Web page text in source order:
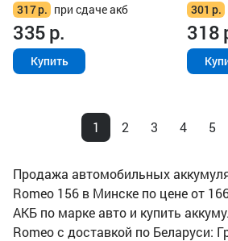
317р. при сдаче акб
335р.
Купить
301 р.
318
1 2 3 4 5
Продажа автомобильных
Romeo 156 в Минске по цене от
АКБ по марке авто и купить
Romeo с доставкой по Беларуси: